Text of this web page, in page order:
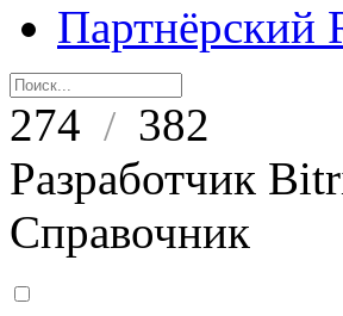
Партнёрский
274 / 382
Разработчик
Справочник